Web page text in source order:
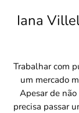
Iana
Trabalhar com
um mercado
Apesar de
precisa passar